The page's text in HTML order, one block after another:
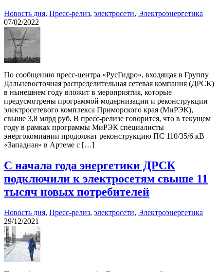
Новость дня, Пресс-релиз, электросети, Электроэнергетика
07/02/2022
По сообщению пресс-центра «РусГидро», входящая в Группу
Дальневосточная распределительная сетевая компания (ДРСК)
в нынешнем году вложит в мероприятия, которые
предусмотрены программой модернизации и реконструкции
электросетевого комплекса Приморского края (МиРЭК),
свыше 3,8 млрд руб. В пресс-релизе говорится, что в текущем
году в рамках программы МиРЭК специалисты
энергокомпании продолжат реконструкцию ПС 110/35/6 кВ
«Западная» в Артеме с […]
С начала года энергетики ДРСК
подключили к электросетям свыше 11
тысяч новых потребителей
Новость дня, Пресс-релиз, электросети, Электроэнергетика
29/12/2021